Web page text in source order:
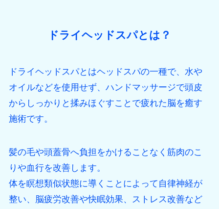
ドライヘッドスパとは？
ドライヘッドスパとはヘッドスパの一種で、水や
オイルなどを使用せず、ハンドマッサージで頭皮
からしっかりと揉みほぐすことで疲れた脳を癒す
施術です。
髪の毛や頭蓋骨へ負担をかけることなく筋肉のこ
りや血行を改善します。
体を瞑想類似状態に導くことによって自律神経が
整い、脳疲労改善や快眠効果、ストレス改善など